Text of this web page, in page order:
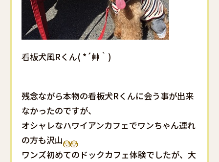
看板犬風Rくん( *´艸｀)
残念ながら本物の看板犬Rくんに会う事が出来
なかったのですが、
オシャレなハワイアンカフェでワンちゃん連れ
の方も沢山
ワンズ初めてのドックカフェ体験でしたが、大